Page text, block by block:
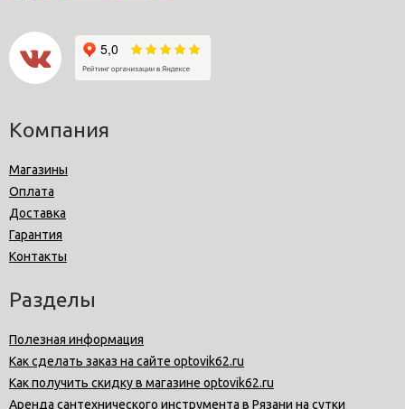
Компания
Магазины
Оплата
Доставка
Гарантия
Контакты
Разделы
Полезная информация
Как сделать заказ на сайте optovik62.ru
Как получить скидку в магазине optovik62.ru
Аренда сантехнического инструмента в Рязани на сутки